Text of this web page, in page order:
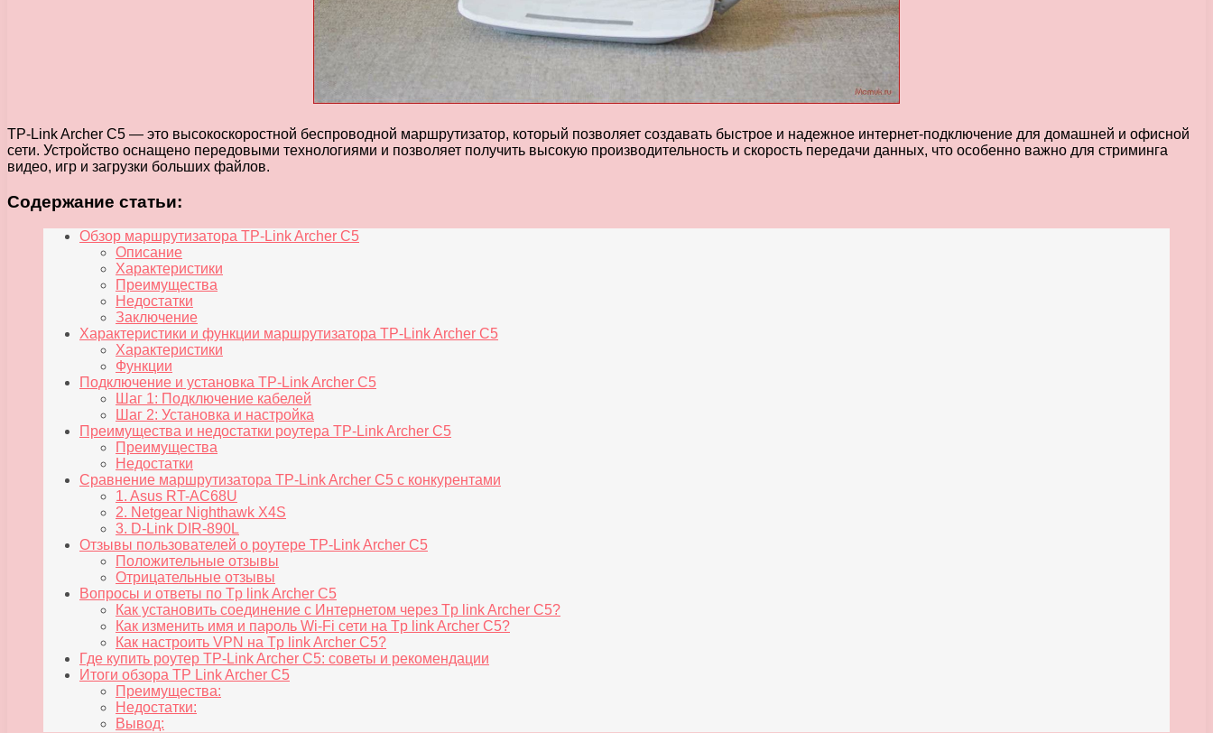
TP-Link Archer C5 — это высокоскоростной беспроводной маршрутизатор, который позволяет создавать быстрое и надежное интернет-подключение для домашней и офисной
сети. Устройство оснащено передовыми технологиями и позволяет получить высокую производительность и скорость передачи данных, что особенно важно для стриминга
видео, игр и загрузки больших файлов.
Содержание статьи:
Обзор маршрутизатора TP-Link Archer C5
Описание
Характеристики
Преимущества
Недостатки
Заключение
Характеристики и функции маршрутизатора TP-Link Archer C5
Характеристики
Функции
Подключение и установка TP-Link Archer C5
Шаг 1: Подключение кабелей
Шаг 2: Установка и настройка
Преимущества и недостатки роутера TP-Link Archer C5
Преимущества
Недостатки
Сравнение маршрутизатора TP-Link Archer C5 с конкурентами
1. Asus RT-AC68U
2. Netgear Nighthawk X4S
3. D-Link DIR-890L
Отзывы пользователей о роутере TP-Link Archer C5
Положительные отзывы
Отрицательные отзывы
Вопросы и ответы по Tp link Archer C5
Как установить соединение с Интернетом через Tp link Archer C5?
Как изменить имя и пароль Wi-Fi сети на Tp link Archer C5?
Как настроить VPN на Tp link Archer C5?
Где купить роутер TP-Link Archer C5: советы и рекомендации
Итоги обзора TP Link Archer C5
Преимущества:
Недостатки:
Вывод: